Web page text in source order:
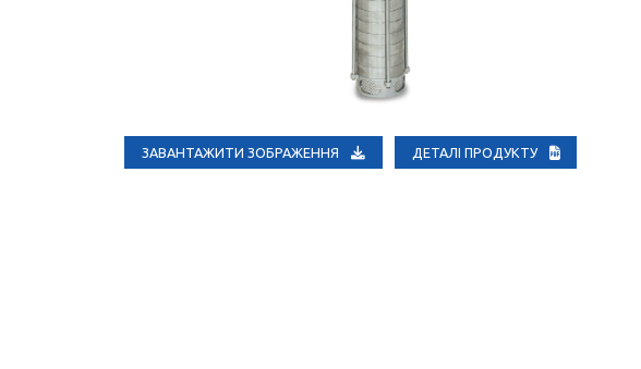
ЗАВАНТАЖИТИ ЗОБРАЖЕННЯ ДЕТАЛІ ПРОДУКТУ